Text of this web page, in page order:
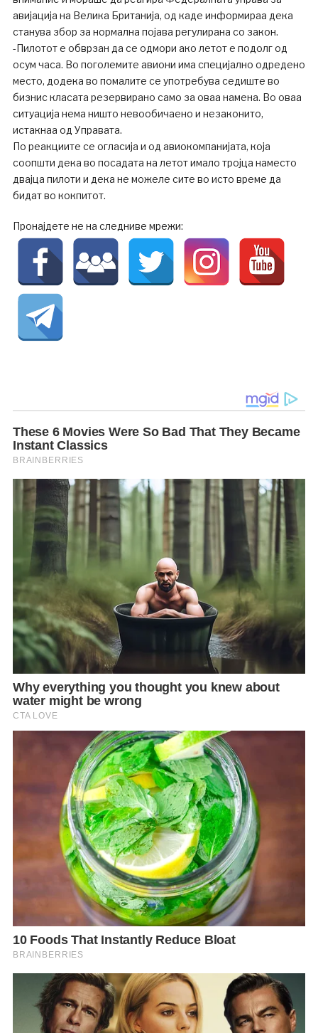
авијација на Велика Британија, од каде информираа дека
станува збор за нормална појава регулирана со закон.
-Пилотот е обврзан да се одмори ако летот е подолг од
осум часа. Во поголемите авиони има специјално одредено
место, додека во помалите се употребува седиште во
бизнис класата резервирано само за оваа намена. Во оваа
ситуација нема ништо невообичаено и незаконито,
истакнаа од Управата.
По реакциите се огласија и од авиокомпанијата, која
соопшти дека во посадата на летот имало тројца наместо
двајца пилоти и дека не можеле сите во исто време да
бидат во кокпитот.
Пронајдете не на следниве мрежи: